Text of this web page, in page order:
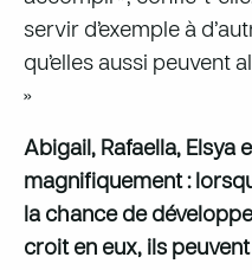
servir d’exemple à
qu’elles aussi peuvent
»
Abigail, Rafaella, Elsya
magnifiquement :
la chance de
croit en eux, ils